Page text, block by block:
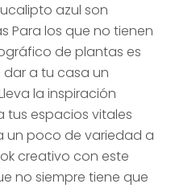
azul son
Para los que no tienen
de plantas es
a tu casa un
la inspiración
espacios vitales
un poco de variedad a
creativo con este
no siempre tiene que